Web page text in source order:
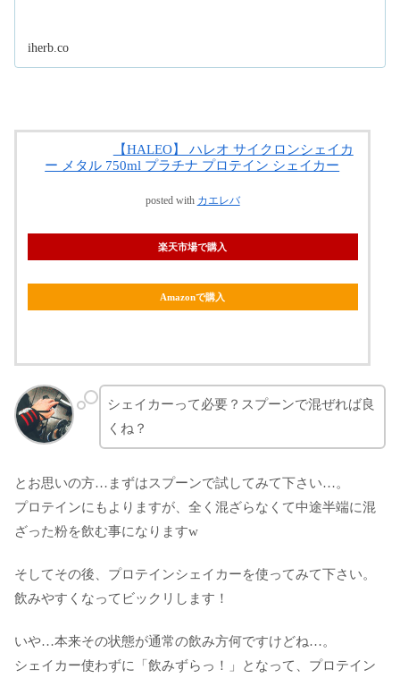
iherb.co
【HALEO】 ハレオ サイクロンシェイカ
ー メタル 750ml プラチナ プロテイン シェイカー
posted with カエレバ
楽天市場で購入
Amazonで購入
シェイカーって必要？スプーンで混ぜれば良
くね？
とお思いの方…まずはスプーンで試してみて下さい…。
プロテインにもよりますが、全く混ざらなくて中途半端に混
ざった粉を飲む事になりますw
そしてその後、プロテインシェイカーを使ってみて下さい。
飲みやすくなってビックリします！
いや…本来その状態が通常の飲み方何ですけどね…。
シェイカー使わずに「飲みずらっ！」となって、プロテイン